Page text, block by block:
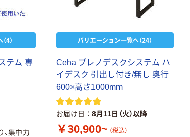
4）
テム 専
集中力
バリエーション一覧へ（24）
Ceha プレノデスクシステム ハ
イデスク 引出し付き/無し 奥行
600×高さ1000mm
お届け日 8月11日（火）以降
￥30,900~ （税込）